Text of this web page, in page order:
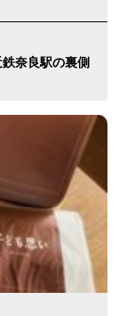
奈良駅の裏側